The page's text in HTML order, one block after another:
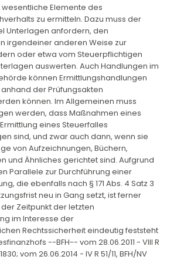
Elemente des
zu ermitteln. Dazu muss der
Unterlagen anfordern, den
irgendeiner anderen Weise zur
oder etwa vom Steuerpflichtigen
auswerten. Auch Handlungen im
können Ermittlungshandlungen
der Prüfungsakten
können. Im Allgemeinen muss
werden, dass Maßnahmen eines
eines Steuerfalles
sind, und zwar auch dann, wenn sie
von Aufzeichnungen, Büchern,
und Ähnliches gerichtet sind. Aufgrund
Parallele zur Durchführung einer
die ebenfalls nach § 171 Abs. 4 Satz 3
neu in Gang setzt, ist ferner
Zeitpunkt der letzten
im Interesse der
Rechtssicherheit eindeutig feststeht
--BFH-- vom 28.06.2011 - VIII R
vom 26.06.2014 - IV R 51/11, BFH/NV